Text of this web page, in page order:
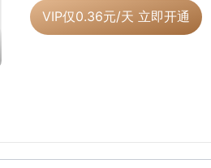
VIP仅0.36元/天 立即开通